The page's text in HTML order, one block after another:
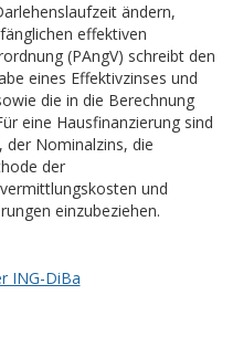
ändern,
effektiven
(PAngV) schreibt den
eines Effektivzinses und
die in die Berechnung
eine Hausfinanzierung sind
der Nominalzins, die
der
und
einzubeziehen.